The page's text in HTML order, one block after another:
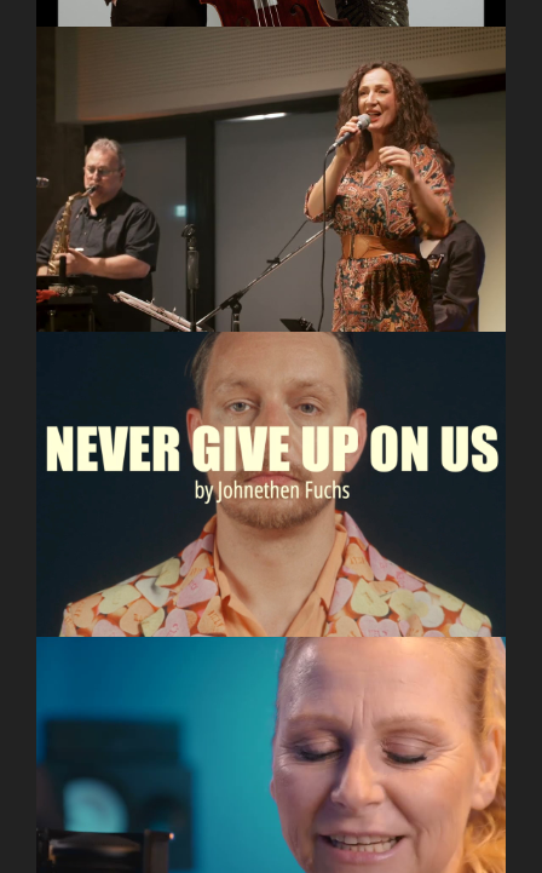
TAU – Musik für Ihre Feier, Event, Hochzeit,
Firmenfest
Johnethen Fuchs – Never Give Up On Us (official
Musicvideo)
Sprecherin Manuela Ludewig Imagefilm